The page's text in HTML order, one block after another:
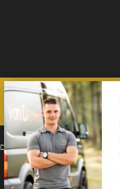
06 33 40 00 91
Design en realisatie:Elan Media